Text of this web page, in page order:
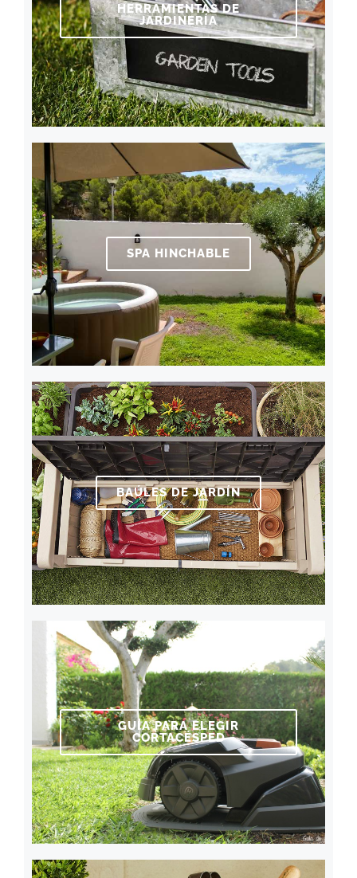
HERRAMIENTAS DE
JARDINERÍA
SPA HINCHABLE
BAÚLES DE JARDÍN
GUÍA PARA ELEGIR
CORTACÉSPED